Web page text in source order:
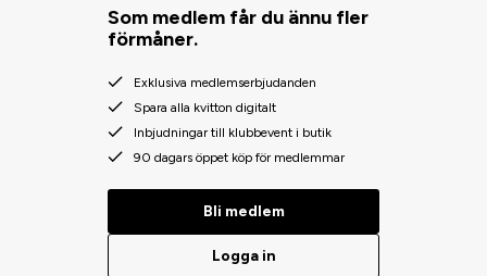
Som medlem får du ännu fler
förmåner.
Exklusiva medlemserbjudanden
Spara alla kvitton digitalt
Inbjudningar till klubbevent i butik
90 dagars öppet köp för medlemmar
Bli medlem
Logga in